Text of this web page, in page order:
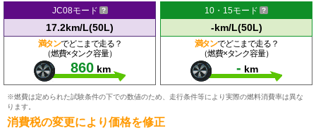
JC08モード
17.2km/L(50L)
満タンでどこまで走る？
（燃費×タンク容量）
860 km
10・15モード
-km/L(50L)
満タンでどこまで走る？
（燃費×タンク容量）
- km
※燃費は定められた試験条件の下での数値のため、走行条件等により実際の燃料消費率は異な
ります。
消費税の変更により価格を修正